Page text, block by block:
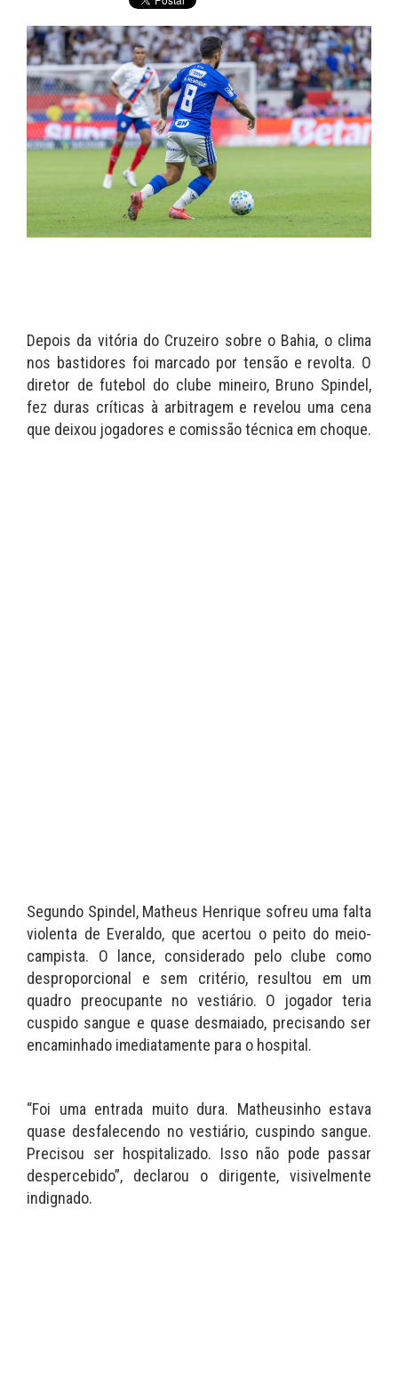
Depois da vitória do Cruzeiro sobre o Bahia, o clima
nos bastidores foi marcado por tensão e revolta. O
diretor de futebol do clube mineiro, Bruno Spindel,
fez duras críticas à arbitragem e revelou uma cena
que deixou jogadores e comissão técnica em choque.
Segundo Spindel, Matheus Henrique sofreu uma falta
violenta de Everaldo, que acertou o peito do meio-
campista. O lance, considerado pelo clube como
desproporcional e sem critério, resultou em um
quadro preocupante no vestiário. O jogador teria
cuspido sangue e quase desmaiado, precisando ser
encaminhado imediatamente para o hospital.
“Foi uma entrada muito dura. Matheusinho estava
quase desfalecendo no vestiário, cuspindo sangue.
Precisou ser hospitalizado. Isso não pode passar
despercebido”, declarou o dirigente, visivelmente
indignado.